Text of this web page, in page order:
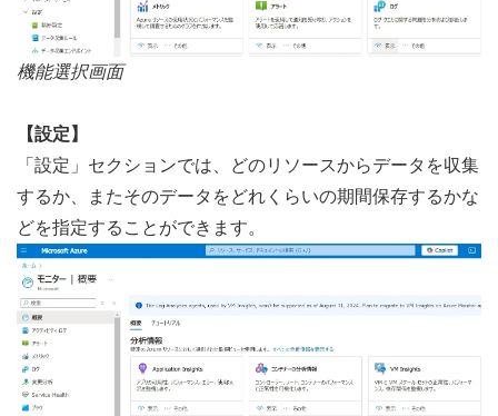
機能選択画面
【設定】
「設定」セクションでは、どのリソースからデータを収集
するか、またそのデータをどれくらいの期間保存するかな
どを指定することができます。